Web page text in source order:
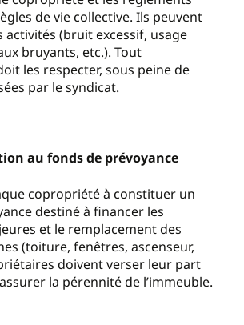
de vie collective. Ils peuvent
(bruit excessif, usage
bruyants, etc.). Tout
les respecter, sous peine de
par le syndicat.
au fonds de prévoyance
copropriété à constituer un
destiné à financer les
et le remplacement des
(toiture, fenêtres, ascenseur,
doivent verser leur part
la pérennité de l’immeuble.